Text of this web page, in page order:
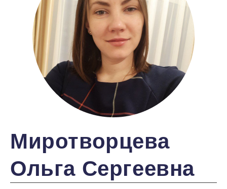
Миротворцева
Ольга Сергеевна